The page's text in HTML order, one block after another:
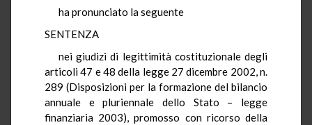
ha pronunciato la seguente
SENTENZA
nei giudizi di legittimità costituzionale degli
articoli 47 e 48 della legge 27 dicembre 2002, n.
289 (Disposizioni per la formazione del bilancio
annuale e pluriennale dello Stato – legge
finanziaria 2003), promosso con ricorso della